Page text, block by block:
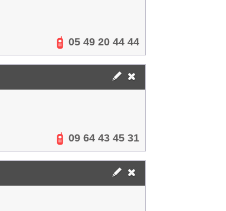
05 49 20 44 44
09 64 43 45 31